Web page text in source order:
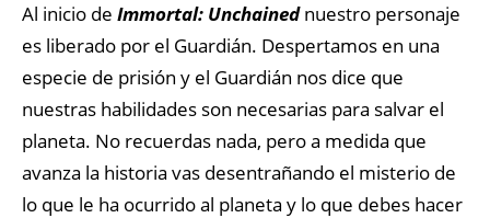
Al inicio de Immortal: Unchainednuestro personaje
es liberado por el Guardián. Despertamos en una
especie de prisión y el Guardián nos dice que
nuestras habilidades son necesarias para salvar el
planeta. No recuerdas nada, pero a medida que
avanza la historia vas desentrañando el misterio de
lo que le ha ocurrido al planeta y lo que debes hacer